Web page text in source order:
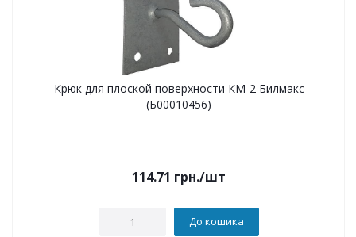
Крюк для плоской поверхности КМ-2 Билмакс
(Б00010456)
114.71 грн./шт
До кошика